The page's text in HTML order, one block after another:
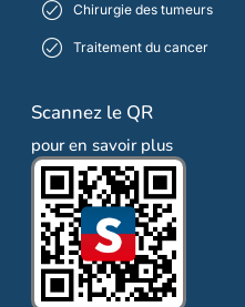
Chirurgie des tumeurs
Traitement du cancer
Scannez le QR
pour en savoir plus